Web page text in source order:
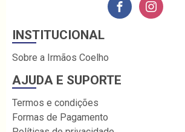
INSTITUCIONAL
Sobre a Irmãos Coelho
AJUDA E SUPORTE
Termos e condições
Formas de Pagamento